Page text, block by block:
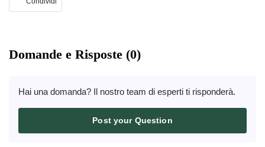
Domande e Risposte (0)
Hai una domanda? Il nostro team di esperti ti risponderà.
Post your Question